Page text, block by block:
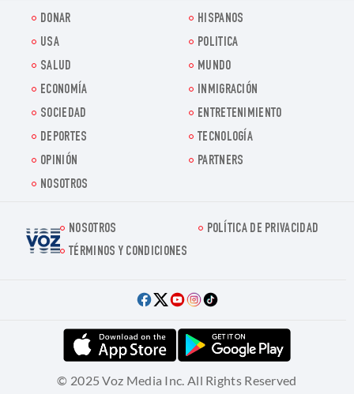
DONAR
HISPANOS
USA
POLITICA
SALUD
MUNDO
ECONOMÍA
INMIGRACIÓN
SOCIEDAD
ENTRETENIMIENTO
DEPORTES
TECNOLOGÍA
OPINIÓN
PARTNERS
NOSOTROS
Voz.us
NOSOTROS
POLÍTICA DE PRIVACIDAD
TÉRMINOS Y CONDICIONES
© 2025 Voz Media Inc. All Rights Reserved